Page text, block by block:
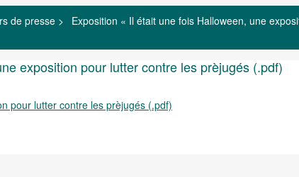
de presse >
Exposition « Il était une fois Halloween, une
exposition pour lutter contre les prèjugés (.pdf)
pour lutter contre les prèjugés (.pdf)